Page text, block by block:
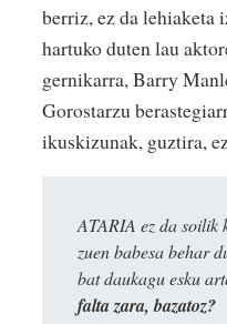
berriz, ez da lehiaketa
hartuko duten lau
gernikarra, Barry
Gorostarzu
ikuskizunak, guztira,
ATARIA ez da soilik
zuen babesa behar
bat daukagu esku
falta zara, bazatoz?